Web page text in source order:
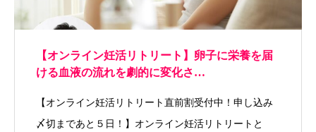
【オンライン妊活リトリート】卵子に栄養を届
ける血液の流れを劇的に変化さ…
【オンライン妊活リトリート直前割受付中！申し込み
〆切まであと５日！】オンライン妊活リトリートと